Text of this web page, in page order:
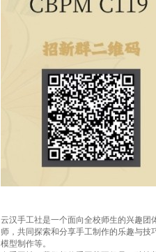
云汉手工社是一个面向全校师生的兴趣
师，共同探索和分享手工制作的乐趣与技
模型制作等。